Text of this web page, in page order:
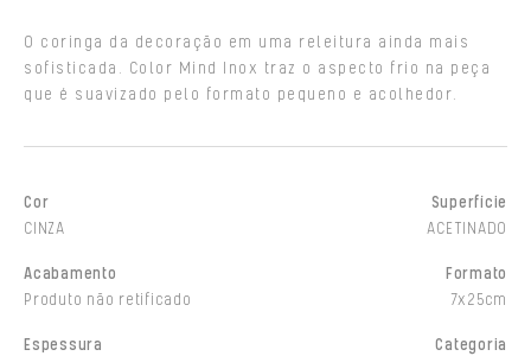
O coringa da decoração em uma releitura ainda mais
sofisticada. Color Mind Inox traz o aspecto frio na peça
que é suavizado pelo formato pequeno e acolhedor.
Cor
CINZA
Superfície
ACETINADO
Acabamento
Produto não retificado
Formato
7x25cm
Espessura
Categoria